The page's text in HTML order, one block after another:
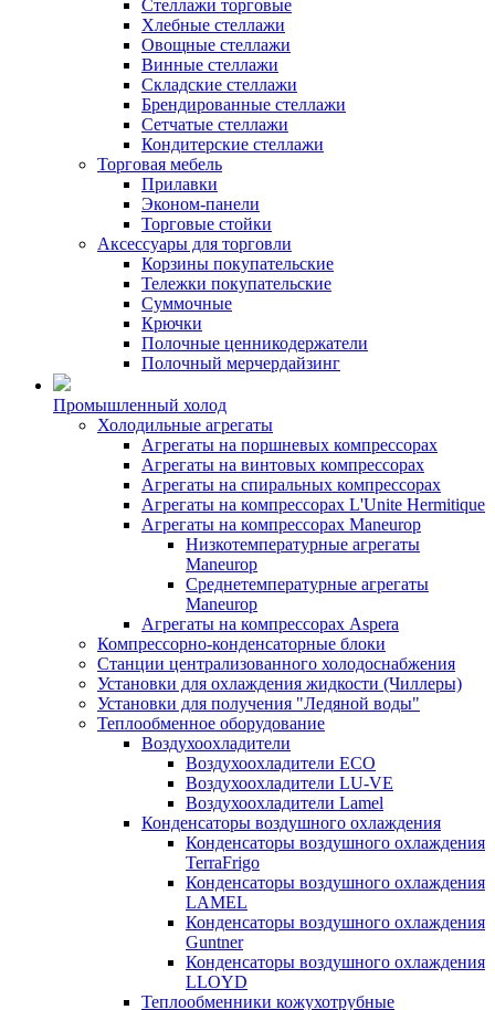
Стеллажи торговые
Хлебные стеллажи
Овощные стеллажи
Винные стеллажи
Складские стеллажи
Брендированные стеллажи
Сетчатые стеллажи
Кондитерские стеллажи
Торговая мебель
Прилавки
Эконом-панели
Торговые стойки
Аксессуары для торговли
Корзины покупательские
Тележки покупательские
Суммочные
Крючки
Полочные ценникодержатели
Полочный мерчердайзинг
Промышленный холод
Холодильные агрегаты
Агрегаты на поршневых компрессорах
Агрегаты на винтовых компрессорах
Агрегаты на спиральных компрессорах
Агрегаты на компрессорах L'Unite Hermitique
Агрегаты на компрессорах Maneurop
Низкотемпературные агрегаты
Maneurop
Среднетемпературные агрегаты
Maneurop
Агрегаты на компрессорах Aspera
Компрессорно-конденсаторные блоки
Станции централизованного холодоснабжения
Установки для охлаждения жидкости (Чиллеры)
Установки для получения "Ледяной воды"
Теплообменное оборудование
Воздухоохладители
Воздухоохладители EСО
Воздухоохладители LU-VE
Воздухоохладители Lamel
Конденсаторы воздушного охлаждения
Конденсаторы воздушного охлаждения
TerraFrigo
Конденсаторы воздушного охлаждения
LAMEL
Конденсаторы воздушного охлаждения
Guntner
Конденсаторы воздушного охлаждения
LLOYD
Теплообменники кожухотрубные